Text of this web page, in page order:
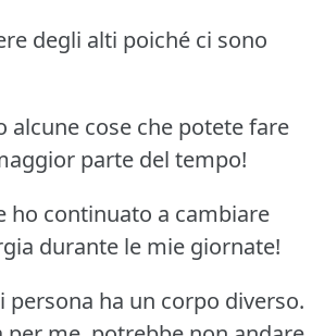
degli alti poiché ci sono
alcune cose che potete fare
parte del tempo!
ho continuato a cambiare
durante le mie giornate!
ha un corpo diverso.